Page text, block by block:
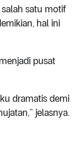
satu motif
hal ini
pusat
dramatis demi
jelasnya.